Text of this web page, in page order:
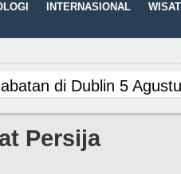
INTERNASIONAL
di Dublin 5
TNI Terus
Persija